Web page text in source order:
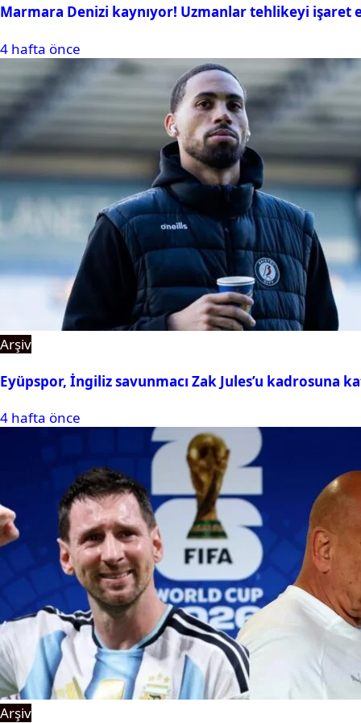
Marmara Denizi kaynıyor! Uzmanlar tehlikeyi işaret
4 hafta önce
Arşiv
Eyüpspor, İngiliz savunmacı Zak Jules’u kadrosuna
4 hafta önce
Arşiv